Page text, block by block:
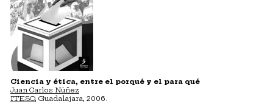
Ciencia y ética, entre el porqué y el para qué
Juan Carlos Núñez
ITESO, Guadalajara, 2006.